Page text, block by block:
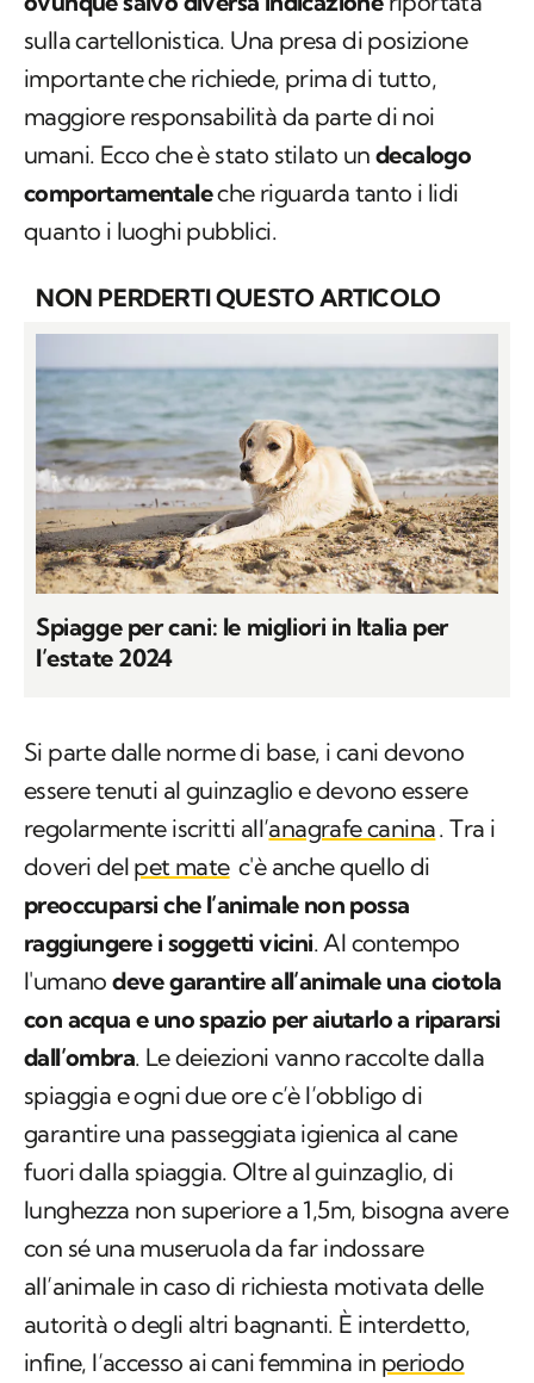
sulla cartellonistica. Una presa di posizione
importante che richiede, prima di tutto,
maggiore responsabilità da parte di noi
umani. Ecco che è stato stilato un decalogo
comportamentaleche riguarda tanto i lidi
quanto i luoghi pubblici.
NON PERDERTI QUESTO ARTICOLO
Spiagge per cani: le migliori in Italia per
l’estate 2024
Si parte dalle norme di base, i cani devono
essere tenuti al guinzaglio e devono essere
regolarmente iscritti all’anagrafe canina. Tra i
doveri del pet mate c'è anche quello di
preoccuparsi che l’animale non possa
raggiungere i soggetti vicini. Al contempo
l'umanodeve garantire all’animale una ciotola
con acqua e uno spazio per aiutarlo a ripararsi
dall’ombra. Le deiezioni vanno raccolte dalla
spiaggia e ogni due ore c’è l’obbligo di
garantire una passeggiata igienica al cane
fuori dalla spiaggia. Oltre al guinzaglio, di
lunghezza non superiore a 1,5m, bisogna avere
con sé una museruola da far indossare
all’animale in caso di richiesta motivata delle
autorità o degli altri bagnanti. È interdetto,
infine, l’accesso ai cani femmina in periodo